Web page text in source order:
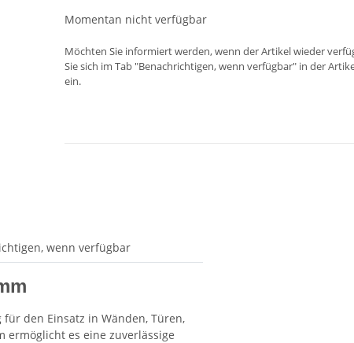
Momentan nicht verfügbar
Möchten Sie informiert werden, wenn der Artikel wieder
Sie sich im Tab "Benachrichtigen, wenn verfügbar" in der
ein.
wenn verfügbar
den Einsatz in Wänden, Türen,
ermöglicht es eine zuverlässige